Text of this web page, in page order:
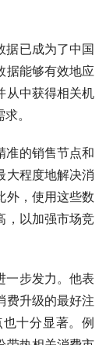
据已成为了中国
据能够有效地应
从中获得相关机
。
准的销售节点和
大程度地解决消
外，使用这些数
，以加强市场竞
一步发力。他表
费升级的最好注
十分显著。例